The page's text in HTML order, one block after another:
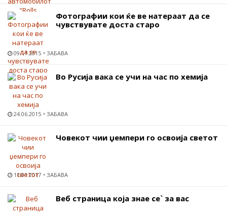
Фотографии кои ќе ве натераат да се
чувствувате доста старо
09.11.2015 ЗАБАВА
Во Русија вака се учи на час по хемија
24.06.2015 ЗАБАВА
Човекот чии џемпери го освоија светот
11.01.2017 ЗАБАВА
Веб страница која знае се` за вас